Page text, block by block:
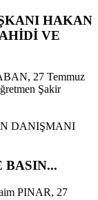
HAKAN
VE
27 Temmuz
Şakir
PINAR, 27